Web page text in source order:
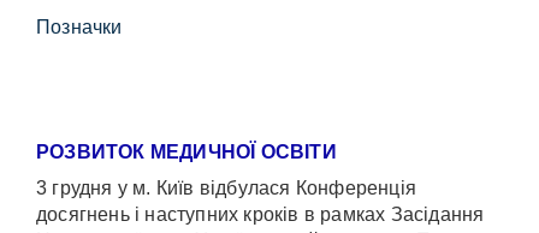
Позначки
РОЗВИТОК МЕДИЧНОЇ ОСВІТИ
3 грудня у м. Київ відбулася Конференція
досягнень і наступних кроків в рамках Засідання